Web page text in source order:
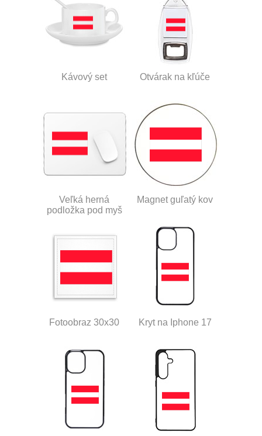
Kávový set Otvárak na kľúče
Veľká herná
podložka pod myš
Magnet guľatý kov
Fotoobraz 30x30 Kryt na Iphone 17